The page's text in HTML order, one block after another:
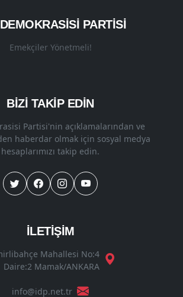
PARTISI
Emekçiler Yönetmeli!
BİZİ TAKİP EDİN
Partisi'nin açıklamalarından ve
haberdar olmak için sosyal medya
hesaplarımızı takip edin.
İLETİŞİM
Mahallesi No:4
Daire:2 Mamak/ANKARA
info@idp.net.tr